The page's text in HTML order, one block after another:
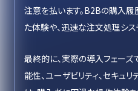
注意を払います。B2Bの購入履
た体験や、迅速な注文処理シス
最終的に、実際の導入フェーズ
能性、ユーザビリティ、セキュ